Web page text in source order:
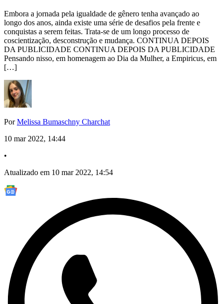
Embora a jornada pela igualdade de gênero tenha avançado ao
longo dos anos, ainda existe uma série de desafios pela frente e
conquistas a serem feitas. Trata-se de um longo processo de
coscientização, desconstrução e mudança. CONTINUA DEPOIS
DA PUBLICIDADE CONTINUA DEPOIS DA PUBLICIDADE
Pensando nisso, em homenagem ao Dia da Mulher, a Empiricus, em
[…]
PorMelissa Bumaschny Charchat
10 mar 2022, 14:44
•
Atualizado em 10 mar 2022, 14:54